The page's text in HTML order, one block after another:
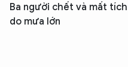
Ba người chết và mất tích
do mưa lớn